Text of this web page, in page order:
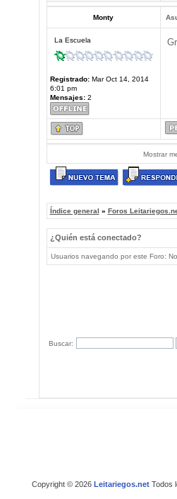
Monty
La Escuela
Registrado:Mar Oct 14, 2014
6:01 pm
Mensajes:2
Mostrar
Índice general » Foros
¿Quién está conectado?
Usuarios navegando por este Foro:
Buscar:
Copyright © 2026 Leitariegos.netTodos